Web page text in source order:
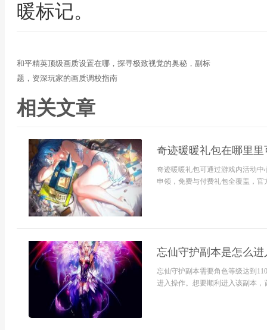
暖标记。
和平精英顶级画质设置在哪，探寻极致视觉的奥秘，副标
题，资深玩家的画质调校指南
相关文章
奇迹暖暖礼包在哪里
奇迹暖暖礼包可通过游戏内活动
申领，免费与付费礼包全覆盖，
忘仙守护副本是怎么
忘仙守护副本需要角色等级达到
进入操作。想要顺利进入该副本